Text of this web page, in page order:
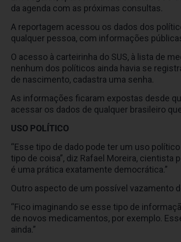
da agenda com as próximas consultas.
A reportagem acessou os dados dos
qualquer pessoa, com informações
O acesso à carteirinha do SUS, à lista de
nenhum dos políticos ainda havia se
de nascimento, cadastra uma senha.
As informações ficaram expostas desde
acessar os dados de qualquer brasileiro
USO POLÍTICO
“Esse tipo de dado pode ter um uso
tipo de coisa”, diz Rafael Moreira, cientista
é uma prática exatamente democrática.”
Outro aspecto de um possível vazamento
“Fico imaginando se esse tipo de
de novos medicamentos, por exemplo.
ainda.”